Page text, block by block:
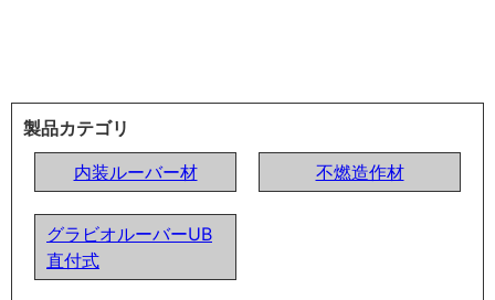
製品カテゴリ
内装ルーバー材
不燃造作材
グラビオルーバーUB
直付式